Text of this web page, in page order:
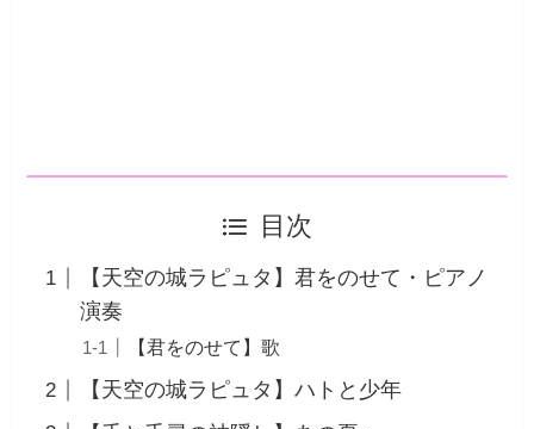
目次
【天空の城ラピュタ】君をのせて・ピアノ
演奏
【君をのせて】歌
【天空の城ラピュタ】ハトと少年